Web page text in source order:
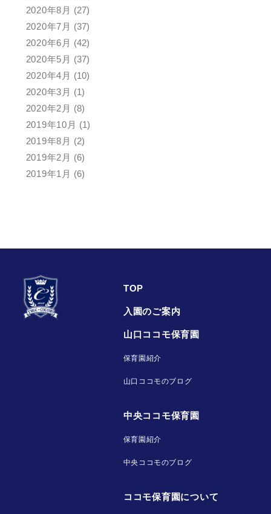
2020年8月 (27)
2020年7月 (37)
2020年6月 (42)
2020年5月 (37)
2020年4月 (10)
2020年3月 (1)
2020年2月 (8)
2019年10月 (1)
2019年8月 (2)
2019年2月 (6)
2019年1月 (6)
TOP
入園のご案内
山口ココモ保育園
保育園紹介
山口ココモのブログ
中央ココモ保育園
保育園紹介
中央ココモのブログ
ココモ保育園について